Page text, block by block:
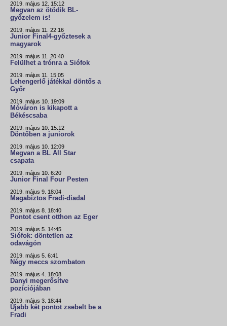
2019. május 12. 15:12
Megvan az ötödik BL-
győzelem is!
2019. május 11. 22:16
Junior Final4-győztesek a
magyarok
2019. május 11. 20:40
Felülhet a trónra a Siófok
2019. május 11. 15:05
Lehengerlő játékkal döntős a
Győr
2019. május 10. 19:09
Móváron is kikapott a
Békéscsaba
2019. május 10. 15:12
Döntőben a juniorok
2019. május 10. 12:09
Megvan a BL All Star
csapata
2019. május 10. 6:20
Junior Final Four Pesten
2019. május 9. 18:04
Magabiztos Fradi-diadal
2019. május 8. 18:40
Pontot csent otthon az Eger
2019. május 5. 14:45
Siófok: döntetlen az
odavágón
2019. május 5. 6:41
Négy meccs szombaton
2019. május 4. 18:08
Danyi megerősítve
pozíciójában
2019. május 3. 18:44
Újabb két pontot zsebelt be a
Fradi